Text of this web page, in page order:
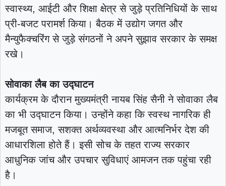
स्वास्थ्य, आईटी और शिक्षा क्षेत्र से जुड़े प्रतिनिधियों के साथ
प्री-बजट परामर्श किया। बैठक में उद्योग जगत और
मैन्युफैक्चरिंग से जुड़े संगठनों ने अपने सुझाव सरकार के समक्ष
रखे।
सोवाका लैब का उद्घाटन
कार्यक्रम के दौरान मुख्यमंत्री नायब सिंह सैनी ने सोवाका लैब
का भी उद्घाटन किया। उन्होंने कहा कि स्वस्थ नागरिक ही
मजबूत समाज, सशक्त अर्थव्यवस्था और आत्मनिर्भर देश की
आधारशिला होते हैं। इसी सोच के तहत राज्य सरकार
आधुनिक जांच और उपचार सुविधाएं आमजन तक पहुंचा रही
है।